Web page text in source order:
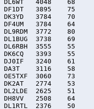
DL6WT	4048	68	58(26)	34(18)	0(0)	0(0)
DF1DT	3895	75	58(22)	0(0)	37(19)	0(0)
DK3YD	3784	70	66(29)	20(15)	0(0)	0(0)
DF4UM	3784	64	61(30)	27(13)	0(0)	0(0)
DL9RDM	3772	80	0(0)	66(30)	0(0)	26(11)
DL1BUG	3738	69	54(27)	35(15)	0(0)	0(0)
DL6RBH	3555	55	18(9)	29(16)	32(20)	0(0)
DK6CQ	3393	55	36(19)	17(9)	0(0)	34(11)
DJ0IF	3240	61	51(22)	30(18)	0(0)	0(0)
DA3T	3116	58	56(26)	26(12)	0(0)	0(0)
OE5TXF	3060	73	85(36)	0(0)	0(0)	0(0)
DK2AT	2774	53	49(23)	20(11)	4(4)	0(0)
DL2LDE	2625	51	28(13)	47(22)	0(0)	0(0)
DH8VV	2508	64	76(33)	0(0)	0(0)	0(0)
DL1RTL	2376	50	36(19)	3(3)	27(14)	0(0)